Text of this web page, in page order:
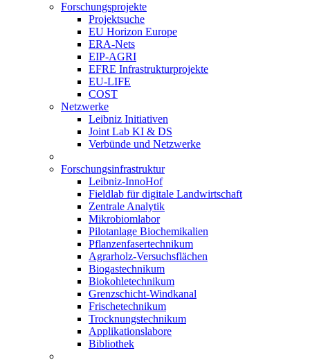
Forschungsprojekte
Projektsuche
EU Horizon Europe
ERA-Nets
EIP-AGRI
EFRE Infrastrukturprojekte
EU-LIFE
COST
Netzwerke
Leibniz Initiativen
Joint Lab KI & DS
Verbünde und Netzwerke
Forschungsinfrastruktur
Leibniz-InnoHof
Fieldlab für digitale Landwirtschaft
Zentrale Analytik
Mikrobiomlabor
Pilotanlage Biochemikalien
Pflanzenfasertechnikum
Agrarholz-Versuchsflächen
Biogastechnikum
Biokohletechnikum
Grenzschicht-Windkanal
Frischetechnikum
Trocknungstechnikum
Applikationslabore
Bibliothek